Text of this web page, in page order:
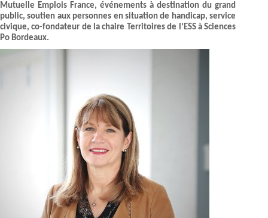
Mutuelle Emplois France, événements à destination du grand
public, soutien aux personnes en situation de handicap, service
civique, co-fondateur de la chaire Territoires de l’ESS à Sciences
Po Bordeaux.